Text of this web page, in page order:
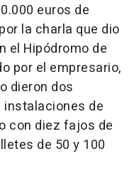
euros de
la charla que dio
el Hipódromo de
por el empresario,
dieron dos
de
con diez fajos de
de 50 y 100